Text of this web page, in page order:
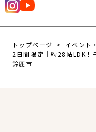
トップページ
イベント
2日間限定｜約28帖LDK！
鈴鹿市